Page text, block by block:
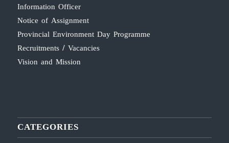
Information Officer
Notice of Assignment
Provincial Environment Day Programme
Recruitments / Vacancies
Vision and Mission
CATEGORIES